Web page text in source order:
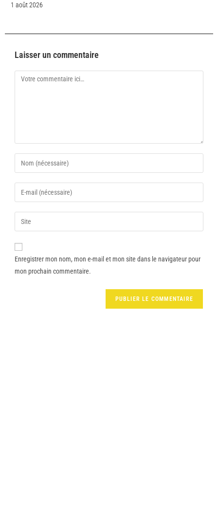
1 août 2026
Laisser un commentaire
Enregistrer mon nom, mon e-mail et mon site dans le navigateur pour
mon prochain commentaire.